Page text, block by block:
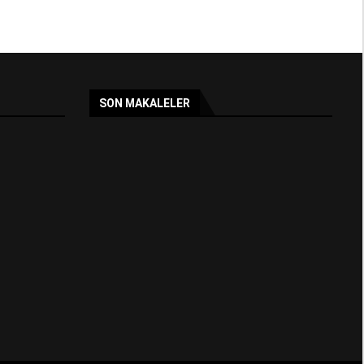
SON MAKALELER